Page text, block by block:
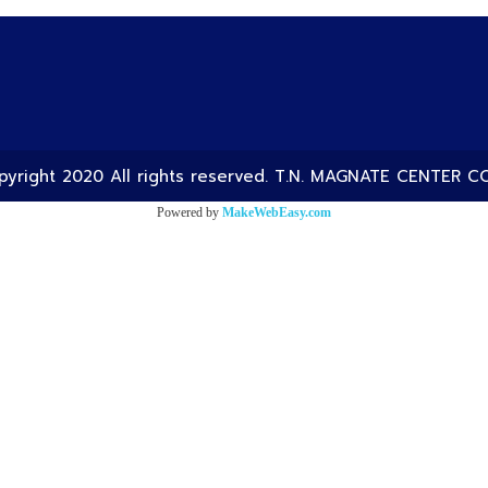
2020 All rights reserved. T.N. MAGNATE CENTER
Powered by MakeWebEasy.com